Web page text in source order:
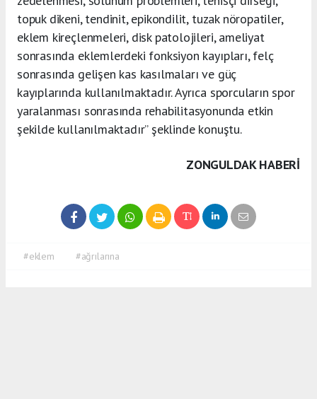
topuk dikeni, tendinit, epikondilit, tuzak nöropatiler,
eklem kireçlenmeleri, disk patolojileri, ameliyat
sonrasında eklemlerdeki fonksiyon kayıpları, felç
sonrasında gelişen kas kasılmaları ve güç
kayıplarında kullanılmaktadır. Ayrıca sporcuların spor
yaralanması sonrasında rehabilitasyonunda etkin
şekilde kullanılmaktadır” şeklinde konuştu.
ZONGULDAK HABERİ
#eklem #ağrılarına